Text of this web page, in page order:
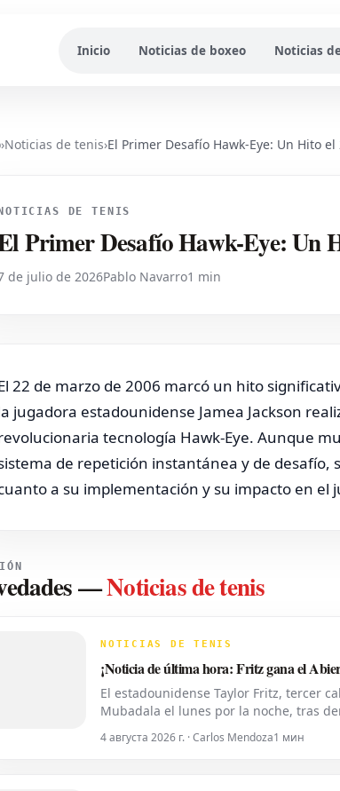
Inicio Noticias de boxeo Noticias
›Noticias de tenis›El Primer Desafío Hawk-Eye: Un Hito
NOTICIAS DE TENIS
Primer Desafío Hawk-Eye: Un
de julio de 2026Pablo Navarro1 min
22 de marzo de 2006 marcó un hito
jugadora estadounidense Jamea Jackson
tecnología Hawk-Eye. Aunque
de repetición instantánea y de
a su implementación y su impacto en el
—Noticias de tenis
NOTICIAS DE TENIS
¡Noticia de última hora: Fritz gana el
El estadounidense Taylor Fritz, tercer
Mubadala el lunes por la noche, tras
de la temporada 2026. Fritz,
4 августа 2026 г. · Carlos Mendoza1 мин